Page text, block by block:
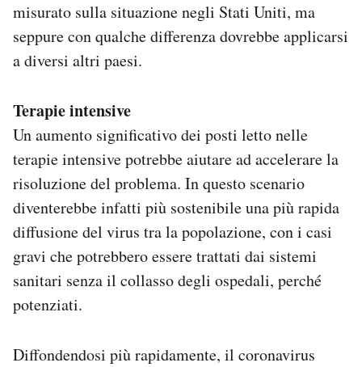
misurato sulla situazione negli Stati Uniti, ma
seppure con qualche differenza dovrebbe applicarsi
a diversi altri paesi.
Terapie intensive
Un aumento significativo dei posti letto nelle
terapie intensive potrebbe aiutare ad accelerare la
risoluzione del problema. In questo scenario
diventerebbe infatti più sostenibile una più rapida
diffusione del virus tra la popolazione, con i casi
gravi che potrebbero essere trattati dai sistemi
sanitari senza il collasso degli ospedali, perché
potenziati.
Diffondendosi più rapidamente, il coronavirus